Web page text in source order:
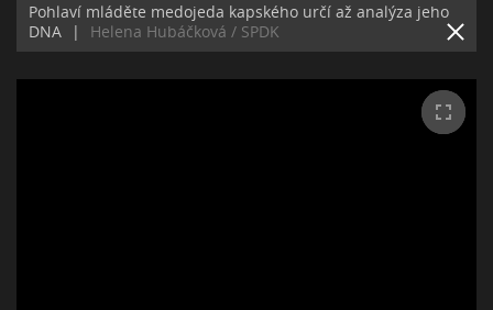
Pohlaví mláděte medojeda kapského určí až analýza jeho
DNA
| Helena Hubáčková / SPDK